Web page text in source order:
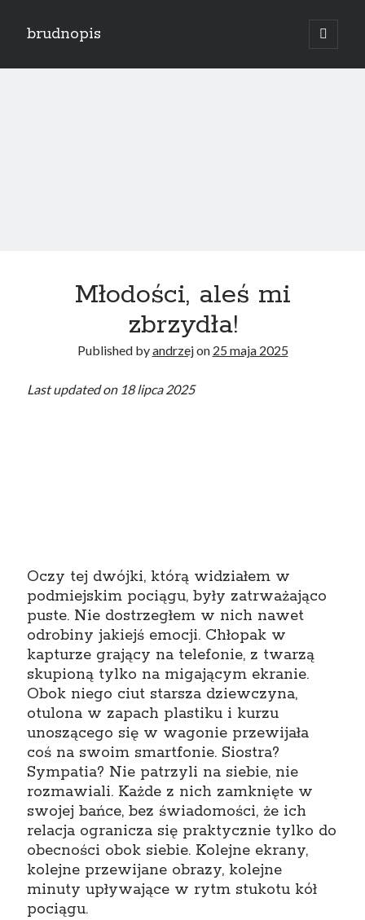
brudnopis
open
primary
Sidebar
Najnowsze komentarze
Młodości, aleś mi
zbrzydła!
Published byandrzejon 25 maja 2025
Last updated on 18 lipca 2025
Oczy tej dwójki, którą widziałem w
podmiejskim pociągu, były zatrważająco
puste. Nie dostrzegłem w nich nawet
odrobiny jakiejś emocji. Chłopak w
kapturze grający na telefonie, z twarzą
skupioną tylko na migającym ekranie.
Obok niego ciut starsza dziewczyna,
otulona w zapach plastiku i kurzu
unoszącego się w wagonie przewijała
coś na swoim smartfonie. Siostra?
Sympatia? Nie patrzyli na siebie, nie
rozmawiali. Każde z nich zamknięte w
swojej bańce, bez świadomości, że ich
relacja ogranicza się praktycznie tylko do
obecności obok siebie. Kolejne ekrany,
kolejne przewijane obrazy, kolejne
minuty upływające w rytm stukotu kół
pociągu.